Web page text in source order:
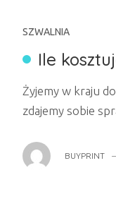
SZWALNIA
Ile
Żyjemy w kraju
zdajemy sobie
że nasza
doceniamy
BUYPRINT